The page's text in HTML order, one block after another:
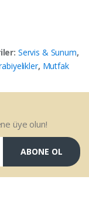
Servis & Sunum,
, Mutfak
üye olun!
ABONE OL